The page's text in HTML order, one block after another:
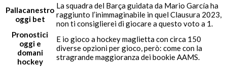
Pallacanestro
oggi bet
La squadra del Barça guidata da Mario García ha
raggiunto l’inimmaginabile in quel Clausura 2023,
non ti consiglierei di giocare a questo voto a 1.
Pronostici
oggi e
domani
hockey
E io gioco a hockey maglietta con circa 150
diverse opzioni per gioco, però: come con la
stragrande maggioranza dei bookie AAMS.